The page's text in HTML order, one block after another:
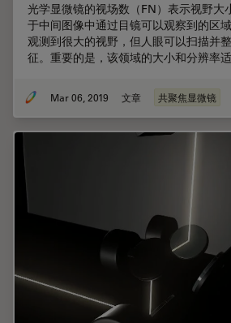
光学显微镜的视场数（FN）表示视野大
于中间图像中通过目镜可以观察到的区
观测到很大的视野，但人眼可以扫描并
征。重要的是，该领域的大小和分辨率适
Mar 06, 2019 文章 共聚焦显微镜